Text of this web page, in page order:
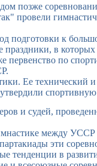
позже
провели
подготовки к
в
по
Ее
и судей,
между
эти
тенденции в